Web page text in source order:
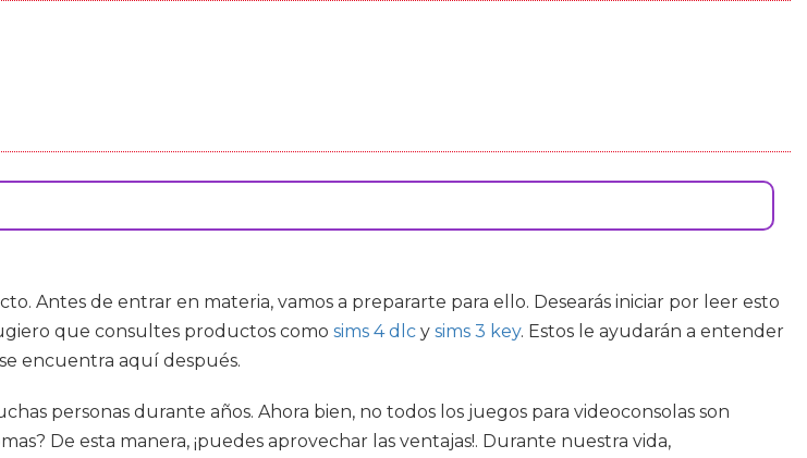
Antes de entrar en materia, vamos a prepararte para ello. Desearás iniciar por leer esto
que consultes productos como sims 4 dlc y sims 3 key. Estos le ayudarán a entender
encuentra aquí después.
personas durante años. Ahora bien, no todos los juegos para videoconsolas son
De esta manera, ¡puedes aprovechar las ventajas!. Durante nuestra vida,